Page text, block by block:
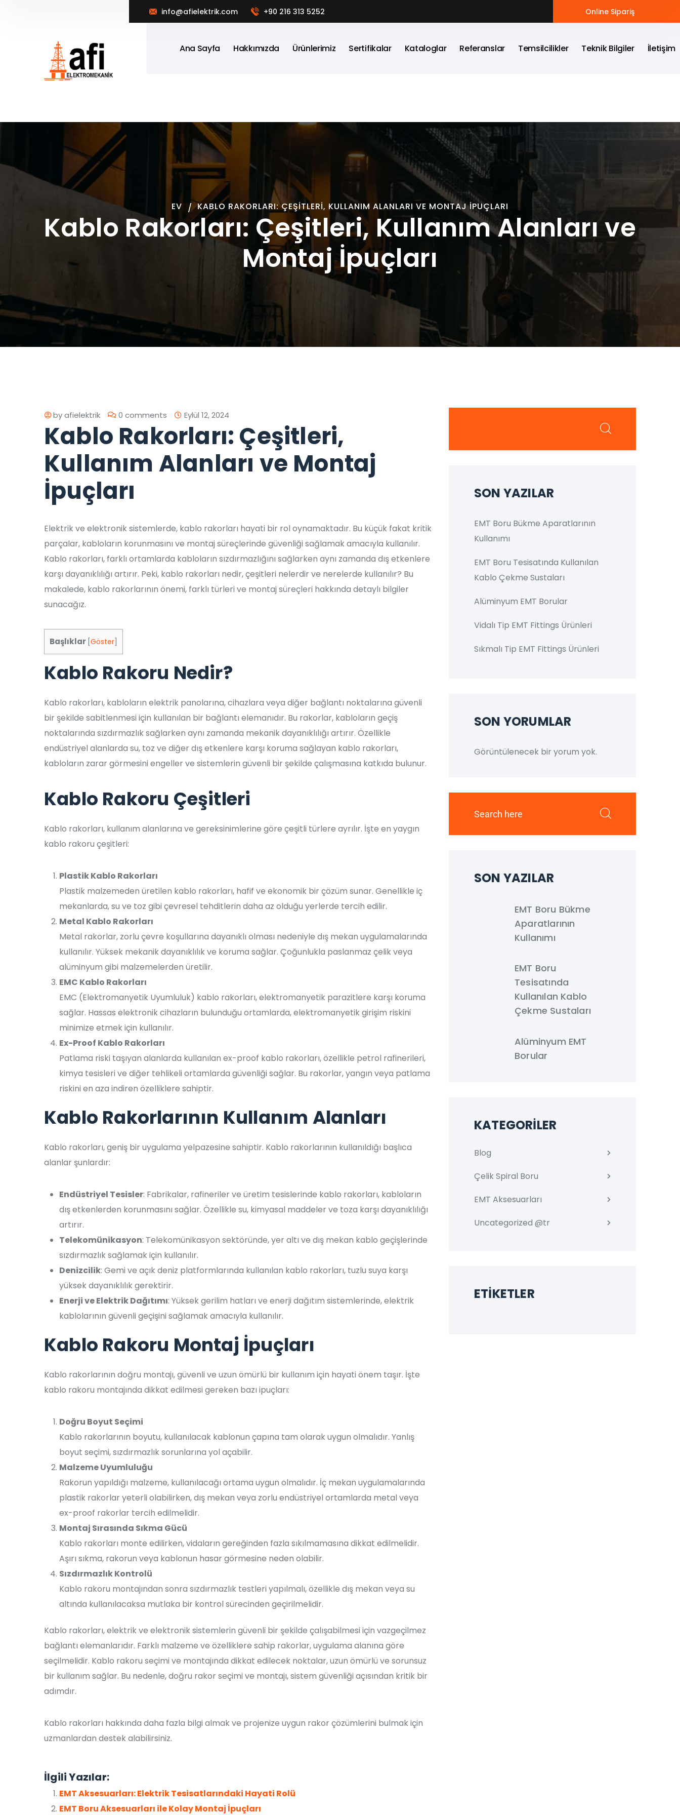
info@afielektrik.com +90 216 313 5252 Online Sipariş
Ana Sayfa Hakkımızda Ürünlerimiz Sertifikalar Kataloglar Referanslar Temsilcilikler Teknik Bilgiler İletişim
Kablo Rakorları: Çeşitleri, Kullanım Alanları ve
Montaj İpuçları
EV KABLO RAKORLARI: ÇEŞITLERI, KULLANIM ALANLARI VE MONTAJ İPUÇLARI
byafielektrik 0 comments Eylül 12, 2024
Kablo Rakorları: Çeşitleri,
Kullanım Alanları ve Montaj
İpuçları
Elektrik ve elektronik sistemlerde, kablo rakorları hayati bir rol oynamaktadır. Bu küçük fakat kritik
parçalar, kabloların korunmasını ve montaj süreçlerinde güvenliği sağlamak amacıyla kullanılır.
Kablo rakorları, farklı ortamlarda kabloların sızdırmazlığını sağlarken aynı zamanda dış etkenlere
karşı dayanıklılığı artırır. Peki, kablo rakorları nedir, çeşitleri nelerdir ve nerelerde kullanılır? Bu
makalede, kablo rakorlarının önemi, farklı türleri ve montaj süreçleri hakkında detaylı bilgiler
sunacağız.
Başlıklar Göster
Kablo Rakoru Nedir?
Kablo rakorları, kabloların elektrik panolarına, cihazlara veya diğer bağlantı noktalarına güvenli
bir şekilde sabitlenmesi için kullanılan bir bağlantı elemanıdır. Bu rakorlar, kabloların geçiş
noktalarında sızdırmazlık sağlarken aynı zamanda mekanik dayanıklılığı artırır. Özellikle
endüstriyel alanlarda su, toz ve diğer dış etkenlere karşı koruma sağlayan kablo rakorları,
kabloların zarar görmesini engeller ve sistemlerin güvenli bir şekilde çalışmasına katkıda bulunur.
Kablo Rakoru Çeşitleri
Kablo rakorları, kullanım alanlarına ve gereksinimlerine göre çeşitli türlere ayrılır. İşte en yaygın
kablo rakoru çeşitleri:
Plastik Kablo Rakorları
Plastik malzemeden üretilen kablo rakorları, hafif ve ekonomik bir çözüm sunar. Genellikle iç
mekanlarda, su ve toz gibi çevresel tehditlerin daha az olduğu yerlerde tercih edilir.
Metal Kablo Rakorları
Metal rakorlar, zorlu çevre koşullarına dayanıklı olması nedeniyle dış mekan uygulamalarında
kullanılır. Yüksek mekanik dayanıklılık ve koruma sağlar. Çoğunlukla paslanmaz çelik veya
alüminyum gibi malzemelerden üretilir.
EMC Kablo Rakorları
EMC (Elektromanyetik Uyumluluk) kablo rakorları, elektromanyetik parazitlere karşı koruma
sağlar. Hassas elektronik cihazların bulunduğu ortamlarda, elektromanyetik girişim riskini
minimize etmek için kullanılır.
Ex-Proof Kablo Rakorları
Patlama riski taşıyan alanlarda kullanılan ex-proof kablo rakorları, özellikle petrol rafinerileri,
kimya tesisleri ve diğer tehlikeli ortamlarda güvenliği sağlar. Bu rakorlar, yangın veya patlama
riskini en aza indiren özelliklere sahiptir.
Kablo Rakorlarının Kullanım Alanları
Kablo rakorları, geniş bir uygulama yelpazesine sahiptir. Kablo rakorlarının kullanıldığı başlıca
alanlar şunlardır:
Endüstriyel Tesisler: Fabrikalar, rafineriler ve üretim tesislerinde kablo rakorları, kabloların
dış etkenlerden korunmasını sağlar. Özellikle su, kimyasal maddeler ve toza karşı dayanıklılığı
artırır.
Telekomünikasyon: Telekomünikasyon sektöründe, yer altı ve dış mekan kablo geçişlerinde
sızdırmazlık sağlamak için kullanılır.
Denizcilik: Gemi ve açık deniz platformlarında kullanılan kablo rakorları, tuzlu suya karşı
yüksek dayanıklılık gerektirir.
Enerji ve Elektrik Dağıtımı: Yüksek gerilim hatları ve enerji dağıtım sistemlerinde, elektrik
kablolarının güvenli geçişini sağlamak amacıyla kullanılır.
Kablo Rakoru Montaj İpuçları
Kablo rakorlarının doğru montajı, güvenli ve uzun ömürlü bir kullanım için hayati önem taşır. İşte
kablo rakoru montajında dikkat edilmesi gereken bazı ipuçları:
Doğru Boyut Seçimi
Kablo rakorlarının boyutu, kullanılacak kablonun çapına tam olarak uygun olmalıdır. Yanlış
boyut seçimi, sızdırmazlık sorunlarına yol açabilir.
Malzeme Uyumluluğu
Rakorun yapıldığı malzeme, kullanılacağı ortama uygun olmalıdır. İç mekan uygulamalarında
plastik rakorlar yeterli olabilirken, dış mekan veya zorlu endüstriyel ortamlarda metal veya
ex-proof rakorlar tercih edilmelidir.
Montaj Sırasında Sıkma Gücü
Kablo rakorları monte edilirken, vidaların gereğinden fazla sıkılmamasına dikkat edilmelidir.
Aşırı sıkma, rakorun veya kablonun hasar görmesine neden olabilir.
Sızdırmazlık Kontrolü
Kablo rakoru montajından sonra sızdırmazlık testleri yapılmalı, özellikle dış mekan veya su
altında kullanılacaksa mutlaka bir kontrol sürecinden geçirilmelidir.
Kablo rakorları, elektrik ve elektronik sistemlerin güvenli bir şekilde çalışabilmesi için vazgeçilmez
bağlantı elemanlarıdır. Farklı malzeme ve özelliklere sahip rakorlar, uygulama alanına göre
seçilmelidir. Kablo rakoru seçimi ve montajında dikkat edilecek noktalar, uzun ömürlü ve sorunsuz
bir kullanım sağlar. Bu nedenle, doğru rakor seçimi ve montajı, sistem güvenliği açısından kritik bir
adımdır.
Kablo rakorları hakkında daha fazla bilgi almak ve projenize uygun rakor çözümlerini bulmak için
uzmanlardan destek alabilirsiniz.
İlgili Yazılar:
EMT Aksesuarları: Elektrik Tesisatlarındaki Hayati Rolü
EMT Boru Aksesuarları ile Kolay Montaj İpuçları
SON YAZILAR
EMT Boru Bükme Aparatlarının
Kullanımı
EMT Boru Tesisatında Kullanılan
Kablo Çekme Sustaları
Alüminyum EMT Borular
Vidalı Tip EMT Fittings Ürünleri
Sıkmalı Tip EMT Fittings Ürünleri
SON YORUMLAR
Görüntülenecek bir yorum yok.
SON YAZILAR
EMT Boru Bükme
Aparatlarının
Kullanımı
EMT Boru
Tesisatında
Kullanılan Kablo
Çekme Sustaları
Alüminyum EMT
Borular
KATEGORILER
Blog
Çelik Spiral Boru
EMT Aksesuarları
Uncategorized @tr
ETIKETLER